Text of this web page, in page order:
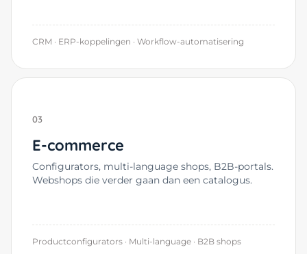
CRM · ERP-koppelingen · Workflow-automatisering
03
E-commerce
Configurators, multi-language shops, B2B-portals.
Webshops die verder gaan dan een catalogus.
Productconfigurators · Multi-language · B2B shops